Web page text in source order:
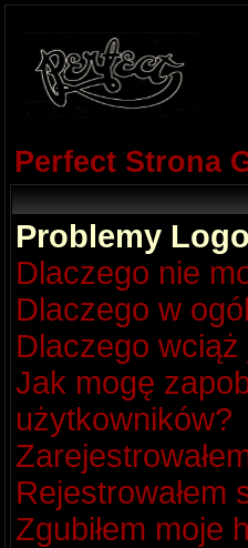
Perfect Strona
Problemy
Dlaczego nie
Dlaczego w
Dlaczego
Jak mogę
użytkowników?
Rejestrowałem
Zgubiłem moje